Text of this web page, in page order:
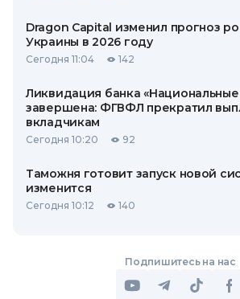
Dragon Capital изменил прогноз
Украины в 2026 году
Сегодня 11:04 142
Ликвидация банка
завершена: ФГВФЛ прекратил
вкладчикам
Сегодня 10:20 92
Таможня готовит запуск новой
изменится
Сегодня 10:12 140
Подпишитесь на нас